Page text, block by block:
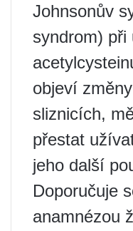
Johnsonův
syndrom) při
objeví
sliznicích,
přestat
jeho další
Doporučuje
anamnézou